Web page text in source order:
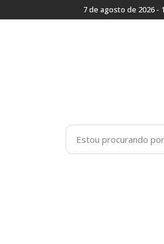
7 de agosto de 2026 -